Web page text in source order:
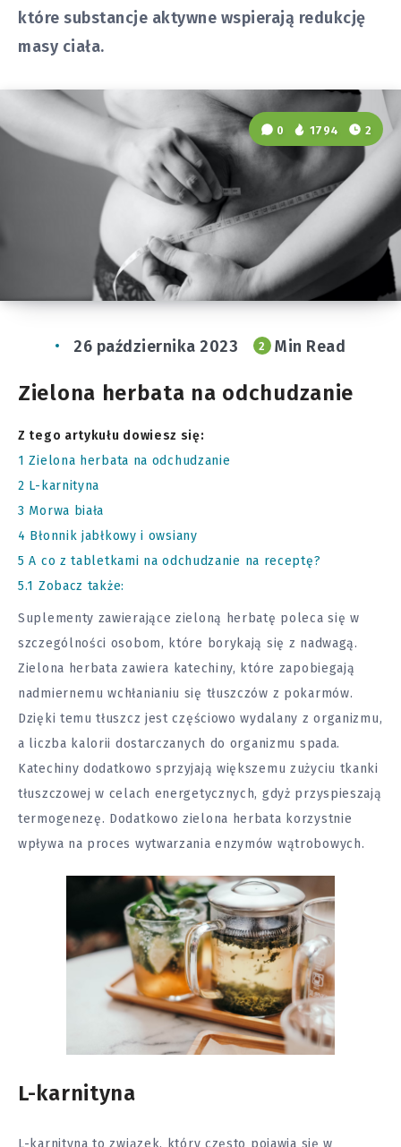
które substancje aktywne wspierają redukcję
masy ciała.
0 1794 2
26 października 2023 2 Min Read
Zielona herbata na odchudzanie
Z tego artykułu dowiesz się:
1 Zielona herbata na odchudzanie
2 L-karnityna
3 Morwa biała
4 Błonnik jabłkowy i owsiany
5 A co z tabletkami na odchudzanie na receptę?
5.1 Zobacz także:
Suplementy zawierające zieloną herbatę poleca się w
szczególności osobom, które borykają się z nadwagą.
Zielona herbata zawiera katechiny, które zapobiegają
nadmiernemu wchłanianiu się tłuszczów z pokarmów.
Dzięki temu tłuszcz jest częściowo wydalany z organizmu,
a liczba kalorii dostarczanych do organizmu spada.
Katechiny dodatkowo sprzyjają większemu zużyciu tkanki
tłuszczowej w celach energetycznych, gdyż przyspieszają
termogenezę. Dodatkowo zielona herbata korzystnie
wpływa na proces wytwarzania enzymów wątrobowych.
L-karnityna
L-karnityna to związek, który często pojawia się w